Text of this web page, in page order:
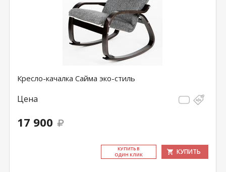
Кресло-качалка Сайма эко-стиль
Цена
17 900
КУ­ПИТЬ В
ОДИН КЛИК
КУПИТЬ